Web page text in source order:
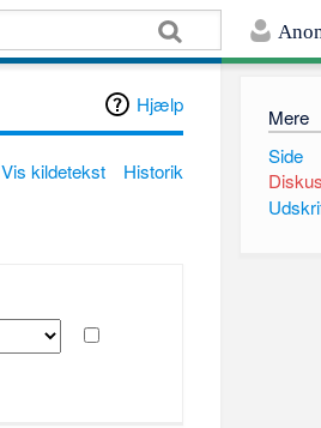
Hjælp
Vis kildetekst Historik
Mere
Side